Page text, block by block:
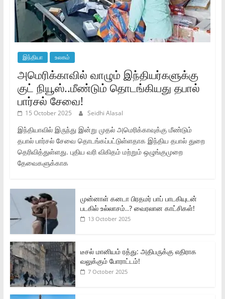
இந்தியா உலகம்
அமெரிக்காவில் வாழும் இந்தியர்களுக்கு
குட் நியூஸ்..மீண்டும் தொடங்கியது தபால்
பார்சல் சேவை!
15 October 2025 Seidhi Alasal
இந்தியாவில் இருந்து இன்று முதல் அமெரிக்காவுக்கு மீண்டும்
தபால் பார்சல் சேவை தொடங்கப்பட்டுள்ளதாக இந்திய தபால் துறை
தெரிவித்துள்ளது. புதிய வரி விகிதம் மற்றும் ஒழுங்குமுறை
தேவைகளுக்காக
முன்னாள் கனடா பிரதமர் பாப் பாடகியுடன்
படகில் உல்லாசம்..? வைரலான காட்சிகள்!
13 October 2025
டீசல் மானியம் ரத்து: அதிபருக்கு எதிராக
வலுக்கும் போராட்டம்!
7 October 2025